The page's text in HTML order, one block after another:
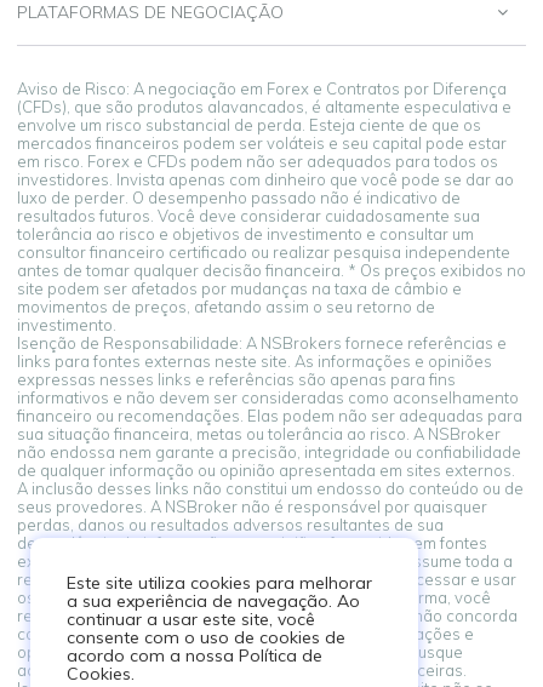
PLATAFORMAS DE NEGOCIAÇÃO
Aviso de Risco: A negociação em Forex e Contratos por Diferença
(CFDs), que são produtos alavancados, é altamente especulativa e
envolve um risco substancial de perda. Esteja ciente de que os
mercados financeiros podem ser voláteis e seu capital pode estar
em risco. Forex e CFDs podem não ser adequados para todos os
investidores. Invista apenas com dinheiro que você pode se dar ao
luxo de perder. O desempenho passado não é indicativo de
resultados futuros. Você deve considerar cuidadosamente sua
tolerância ao risco e objetivos de investimento e consultar um
consultor financeiro certificado ou realizar pesquisa independente
antes de tomar qualquer decisão financeira. * Os preços exibidos no
site podem ser afetados por mudanças na taxa de câmbio e
movimentos de preços, afetando assim o seu retorno de
investimento.
Isenção de Responsabilidade: A NSBrokers fornece referências e
links para fontes externas neste site. As informações e opiniões
expressas nesses links e referências são apenas para fins
informativos e não devem ser consideradas como aconselhamento
financeiro ou recomendações. Elas podem não ser adequadas para
sua situação financeira, metas ou tolerância ao risco. A NSBroker
não endossa nem garante a precisão, integridade ou confiabilidade
de qualquer informação ou opinião apresentada em sites externos.
A inclusão desses links não constitui um endosso do conteúdo ou de
seus provedores. A NSBroker não é responsável por quaisquer
perdas, danos ou resultados adversos resultantes de sua
dependência de informações ou opiniões fornecidas em fontes
externas vinculadas a partir desta plataforma. Você assume toda a
responsabilidade por suas decisões financeiras. Ao acessar e usar
os links para fontes externas fornecidos nesta plataforma, você
reconhece e concorda com este aviso legal. Se você não concorda
com estes termos, abstenha-se de confiar nas informações e
opiniões apresentadas em fontes externas. Sempre busque
aconselhamento profissional ao tomar decisões financeiras.
Este site utiliza cookies para melhorar
a sua experiência de navegação. Ao
continuar a usar este site, você
consente com o uso de cookies de
acordo com a nossa Política de
Cookies.